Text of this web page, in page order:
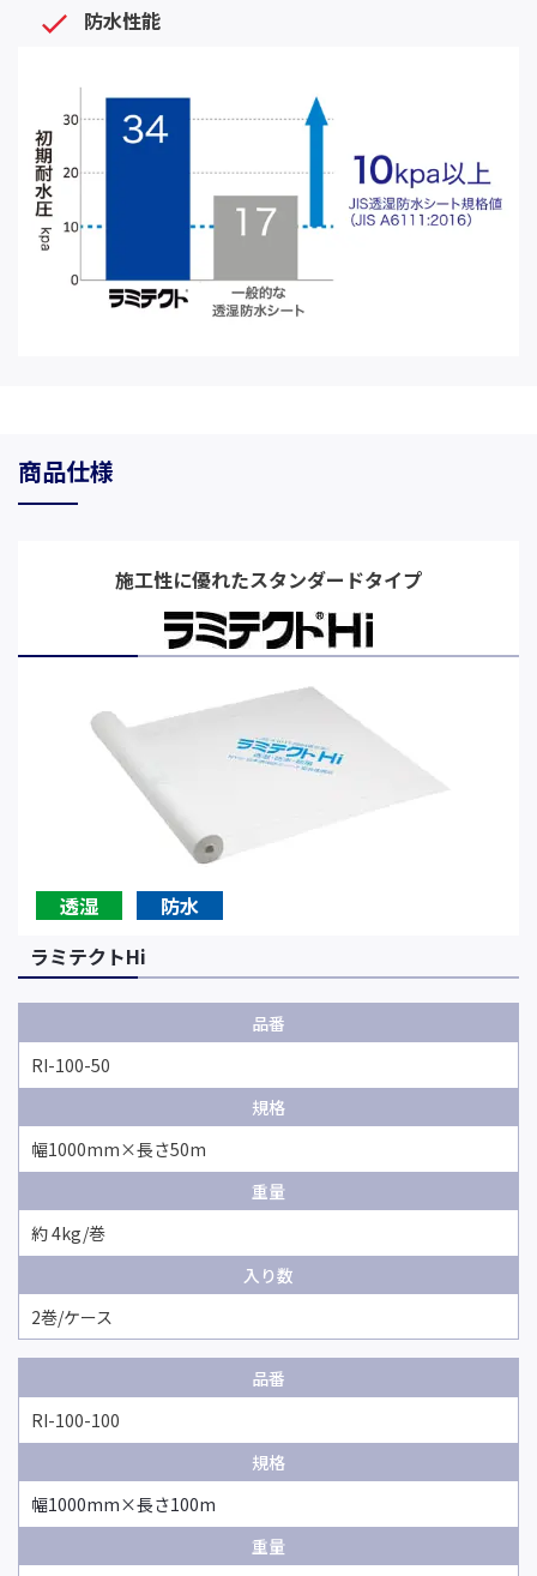
防水性能
商品仕様
施工性に優れたスタンダードタイプ
透湿
防水
ラミテクトHi
品番
RI-100-50
規格
幅1000mm×長さ50m
重量
約 4kg/巻
入り数
2巻/ケース
品番
RI-100-100
規格
幅1000mm×長さ100m
重量